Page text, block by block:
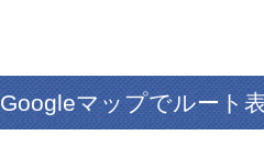
Googleマップでルート